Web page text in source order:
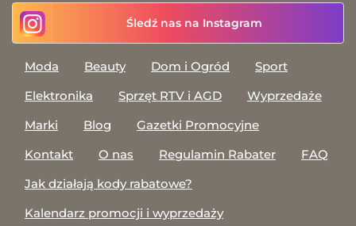
Śledź nas na Instagram
Moda Beauty Dom i Ogród
Sport
Elektronika
Sprzęt RTV i AGD
Wyprzedaże
Marki
Blog
Gazetki Promocyjne
Kontakt
O nas Regulamin Rabater
FAQ
Jak działają kody rabatowe?
Kalendarz promocji i wyprzedaży